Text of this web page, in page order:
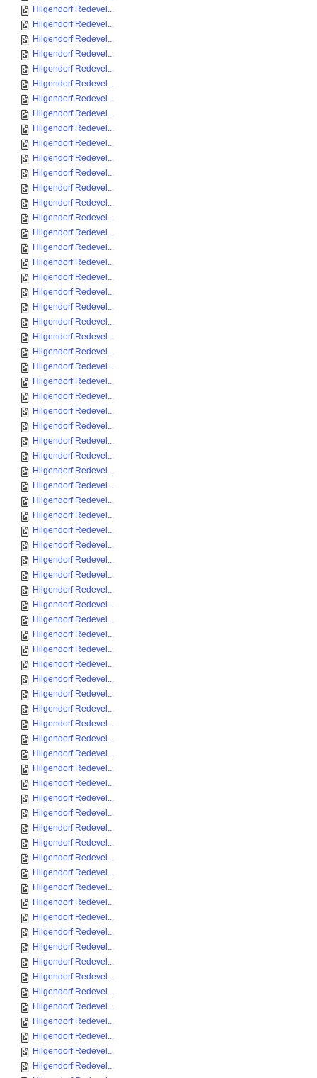
Hilgendorf Redevel...
Hilgendorf Redevel...
Hilgendorf Redevel...
Hilgendorf Redevel...
Hilgendorf Redevel...
Hilgendorf Redevel...
Hilgendorf Redevel...
Hilgendorf Redevel...
Hilgendorf Redevel...
Hilgendorf Redevel...
Hilgendorf Redevel...
Hilgendorf Redevel...
Hilgendorf Redevel...
Hilgendorf Redevel...
Hilgendorf Redevel...
Hilgendorf Redevel...
Hilgendorf Redevel...
Hilgendorf Redevel...
Hilgendorf Redevel...
Hilgendorf Redevel...
Hilgendorf Redevel...
Hilgendorf Redevel...
Hilgendorf Redevel...
Hilgendorf Redevel...
Hilgendorf Redevel...
Hilgendorf Redevel...
Hilgendorf Redevel...
Hilgendorf Redevel...
Hilgendorf Redevel...
Hilgendorf Redevel...
Hilgendorf Redevel...
Hilgendorf Redevel...
Hilgendorf Redevel...
Hilgendorf Redevel...
Hilgendorf Redevel...
Hilgendorf Redevel...
Hilgendorf Redevel...
Hilgendorf Redevel...
Hilgendorf Redevel...
Hilgendorf Redevel...
Hilgendorf Redevel...
Hilgendorf Redevel...
Hilgendorf Redevel...
Hilgendorf Redevel...
Hilgendorf Redevel...
Hilgendorf Redevel...
Hilgendorf Redevel...
Hilgendorf Redevel...
Hilgendorf Redevel...
Hilgendorf Redevel...
Hilgendorf Redevel...
Hilgendorf Redevel...
Hilgendorf Redevel...
Hilgendorf Redevel...
Hilgendorf Redevel...
Hilgendorf Redevel...
Hilgendorf Redevel...
Hilgendorf Redevel...
Hilgendorf Redevel...
Hilgendorf Redevel...
Hilgendorf Redevel...
Hilgendorf Redevel...
Hilgendorf Redevel...
Hilgendorf Redevel...
Hilgendorf Redevel...
Hilgendorf Redevel...
Hilgendorf Redevel...
Hilgendorf Redevel...
Hilgendorf Redevel...
Hilgendorf Redevel...
Hilgendorf Redevel...
Hilgendorf Redevel...